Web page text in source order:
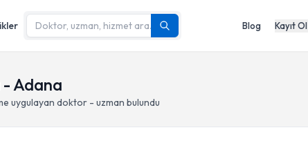
Blog Kayıt Ol
- Adana
uygulayan doktor - uzman bulundu